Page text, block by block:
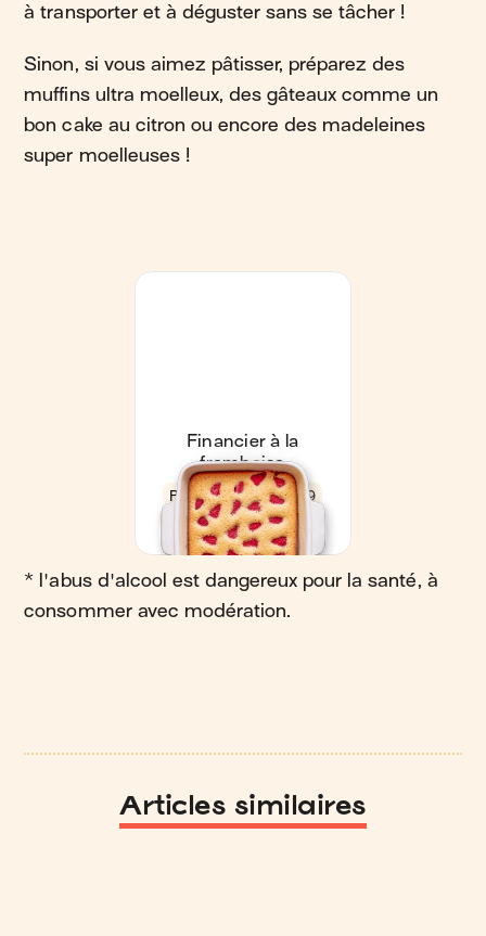
à transporter et à déguster sans se tâcher !
Sinon, si vous aimez pâtisser, préparez des
muffins ultra moelleux, des gâteaux comme un
bon cake au citron ou encore des madeleines
super moelleuses !
* l'abus d'alcool est dangereux pour la santé, à
consommer avec modération.
Articles similaires